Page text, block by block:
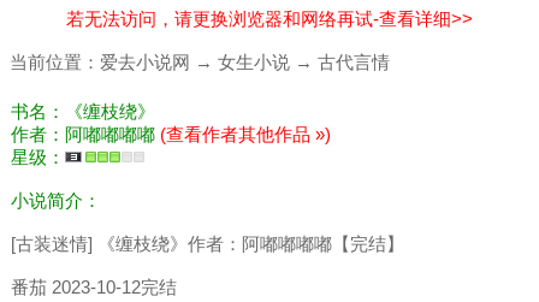
若无法访问，请更换浏览器和网络再试-查看详细>>
当前位置： 爱去小说网 → 女生小说 → 古代言情
书名：《缠枝绕》
作者：阿嘟嘟嘟嘟 (查看作者其他作品 »)
星级：
小说简介：
[古装迷情] 《缠枝绕》作者：阿嘟嘟嘟嘟【完结】
番茄 2023-10-12完结